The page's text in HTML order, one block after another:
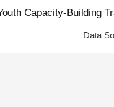
Capacity-Building
Data